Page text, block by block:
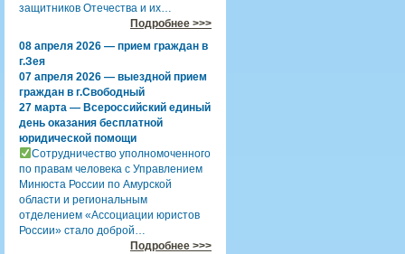
защитников Отечества и их…
Подробнее >>>
08 апреля 2026 — прием граждан в
г.Зея
07 апреля 2026 — выездной прием
граждан в г.Свободный
27 марта — Всероссийский единый
день оказания бесплатной
юридической помощи
Сотрудничество уполномоченного
по правам человека с Управлением
Минюста России по Амурской
области и региональным
отделением «Ассоциации юристов
России» стало доброй…
Подробнее >>>